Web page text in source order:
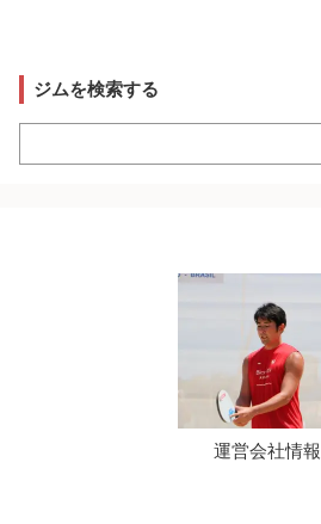
ジムを検索する
索
運営会社情報